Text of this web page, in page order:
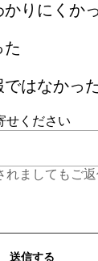
りにくか
た
はなかっ
せください
れましてもご